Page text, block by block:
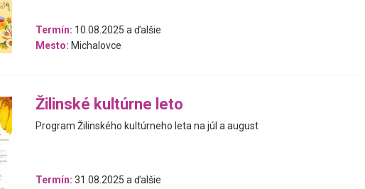
Termín: 10.08.2025 a ďalšie
Mesto: Michalovce
Žilinské kultúrne leto
Program Žilinského kultúrneho leta na júl a august
Termín: 31.08.2025 a ďalšie